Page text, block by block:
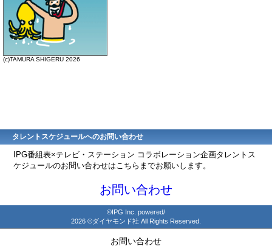
(c)TAMURA SHIGERU 2026
タレントスケジュールへのお問い合わせ
IPG番組表×テレビ・ステーション コラボレーション企画タレントス
ケジュールのお問い合わせはこちらまでお願いします。
お問い合わせ
©IPG Inc. powered/
2026 ©ダイヤモンド社 All Rights Reserved.
お問い合わせ